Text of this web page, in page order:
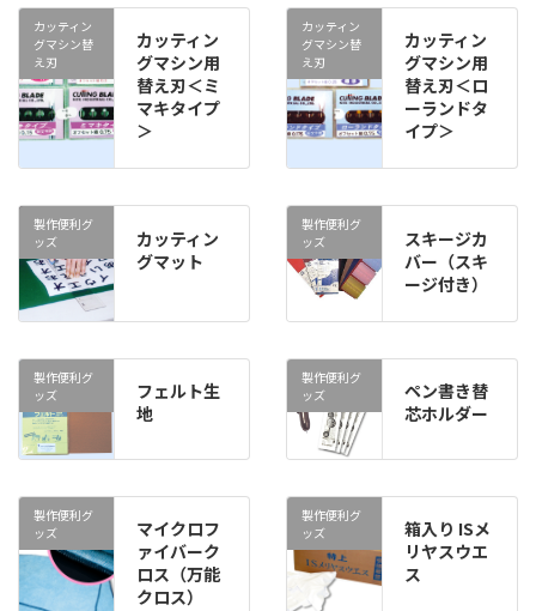
カッティン
グマシン替
え刃
カッティン
グマシン用
替え刃＜ミ
マキタイプ
＞
カッティン
グマシン替
え刃
カッティン
グマシン用
替え刃＜ロ
ーランドタ
イプ＞
製作便利グ
ッズ
カッティン
グマット
製作便利グ
ッズ
スキージカ
バー（スキ
ージ付き）
製作便利グ
ッズ
フェルト生
地
製作便利グ
ッズ
ペン書き替
芯ホルダー
製作便利グ
ッズ
マイクロフ
ァイバーク
ロス（万能
クロス）
製作便利グ
ッズ
箱入り ISメ
リヤスウエ
ス